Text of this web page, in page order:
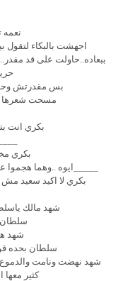
نعمه
اجهشت بالبكاء لتقول
ببعاده..حاولت على قد
بس مقدرتش
مسحت شعرها
بكري انت
بكري
_____ايوه ..وهما هجموا
بكري لا اكيد سعيد
شهد مالك
سلطان
شهد
سلطان بحده
شهد نهضت ونامت والدموع
كثير معها